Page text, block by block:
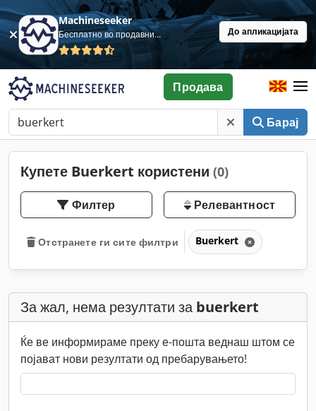
Machineseeker
Бесплатно во продавница До апликацијата
Барај
Продава
Купете Buerkert користени (0)
Филтер Релевантност
Отстранете ги сите филтри Buerkert
За жал, нема резултати за buerkert
Ќе ве информираме преку е-пошта веднаш штом се
појават нови резултати од пребарувањето!